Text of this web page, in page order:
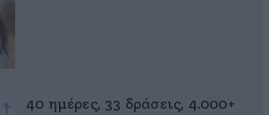
40 ημέρες, 33 δράσεις, 4.000+